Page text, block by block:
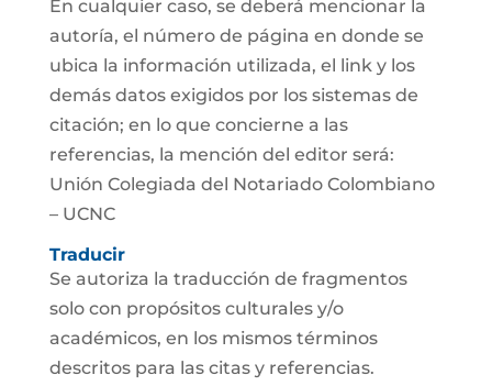
En cualquier caso, se deberá mencionar la
autoría, el número de página en donde se
ubica la información utilizada, el link y los
demás datos exigidos por los sistemas de
citación; en lo que concierne a las
referencias, la mención del editor será:
Unión Colegiada del Notariado Colombiano
– UCNC
Traducir
Se autoriza la traducción de fragmentos
solo con propósitos culturales y/o
académicos, en los mismos términos
descritos para las citas y referencias.